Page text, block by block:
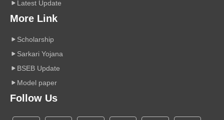
Latest Update
More Link
Scholarship
Sarkari Yojana
BSEB Update
Model paper
Follow Us